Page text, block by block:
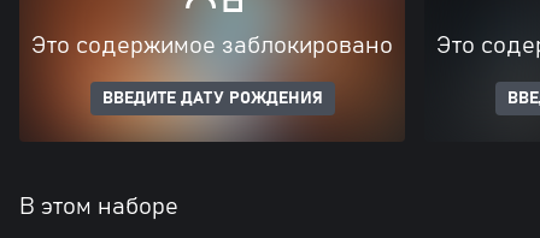
Это содержимое заблокировано
ВВЕДИТЕ ДАТУ РОЖДЕНИЯ
Это
В этом наборе